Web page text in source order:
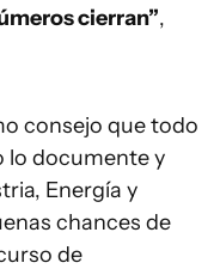
cierran”,
consejo que todo
lo documente y
Energía y
chances de
de